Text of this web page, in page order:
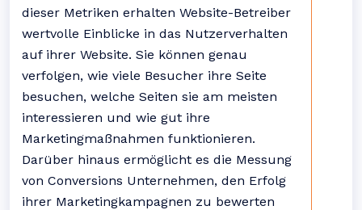
dieser Metriken erhalten Website-Betreiber
wertvolle Einblicke in das Nutzerverhalten
auf ihrer Website. Sie können genau
verfolgen, wie viele Besucher ihre Seite
besuchen, welche Seiten sie am meisten
interessieren und wie gut ihre
Marketingmaßnahmen funktionieren.
Darüber hinaus ermöglicht es die Messung
von Conversions Unternehmen, den Erfolg
ihrer Marketingkampagnen zu bewerten